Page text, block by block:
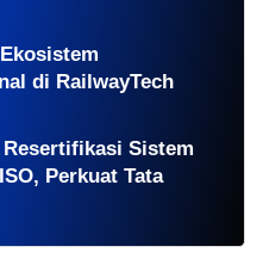
di RailwayTech
Sistem
Perkuat Tata